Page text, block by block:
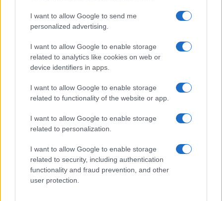
I want to allow Google to send me
personalized advertising.
I want to allow Google to enable storage
related to analytics like cookies on web or
device identifiers in apps.
I want to allow Google to enable storage
related to functionality of the website or app.
I want to allow Google to enable storage
related to personalization.
I want to allow Google to enable storage
related to security, including authentication
functionality and fraud prevention, and other
user protection.
További hírek
LEGOLVASOTTABBAK
UI 9 frissítésből – itt a lista az érintett modellekről
Apple az új csúcsmobilokról
Az Android rejtett automatizmusai: hat funkció, amely
észrevétlenül könnyíti meg a mindennapokat
Ez a rejtett Samsung funkció teljesen megváltoztatja a
mobilhasználatot – sokan mégsem tudnak róla